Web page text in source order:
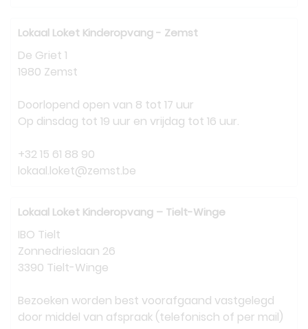
Lokaal Loket Kinderopvang - Zemst
De Griet 1
1980 Zemst
Doorlopend open van 8 tot 17 uur
Op dinsdag tot 19 uur en vrijdag tot 16 uur.
+32 15 61 88 90
lokaal.loket@zemst.be
Lokaal Loket Kinderopvang – Tielt-Winge
IBO Tielt
Zonnedrieslaan 26
3390 Tielt-Winge
Bezoeken worden best voorafgaand vastgelegd
door middel van afspraak (telefonisch of per mail)